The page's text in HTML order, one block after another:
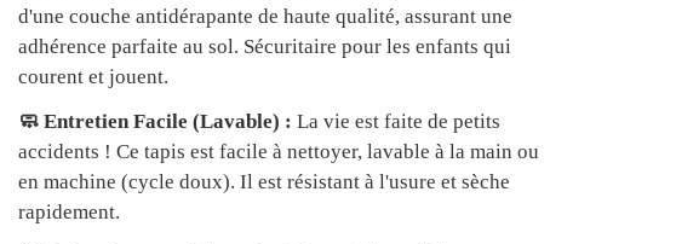
d'une couche antidérapante de haute qualité, assurant une
adhérence parfaite au sol. Sécuritaire pour les enfants qui
courent et jouent.
🧼 Entretien Facile (Lavable) : La vie est faite de petits
accidents ! Ce tapis est facile à nettoyer, lavable à la main ou
en machine (cycle doux). Il est résistant à l'usure et sèche
rapidement.